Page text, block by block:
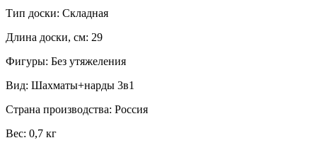
Тип доски: Складная
Длина доски, см: 29
Фигуры: Без утяжеления
Вид: Шахматы+нарды 3в1
Страна производства: Россия
Вес: 0,7 кг